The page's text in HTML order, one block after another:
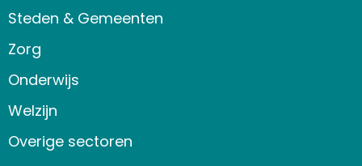
Steden & Gemeenten
Zorg
Onderwijs
Welzijn
Overige sectoren